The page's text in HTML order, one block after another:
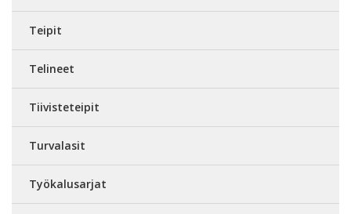
Teipit
Telineet
Tiivisteteipit
Turvalasit
Työkalusarjat